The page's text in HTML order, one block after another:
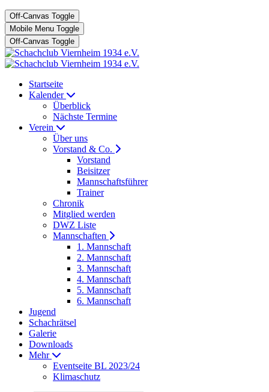
Off-Canvas Toggle
Mobile Menu Toggle
Off-Canvas Toggle
Startseite
Kalender
Überblick
Nächste Termine
Verein
Über uns
Vorstand & Co.
Vorstand
Beisitzer
Mannschaftsführer
Trainer
Chronik
Mitglied werden
DWZ Liste
Mannschaften
1. Mannschaft
2. Mannschaft
3. Mannschaft
4. Mannschaft
5. Mannschaft
6. Mannschaft
Jugend
Schachrätsel
Galerie
Downloads
Mehr
Eventseite BL 2023/24
Klimaschutz